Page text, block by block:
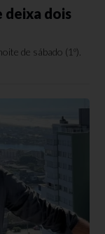
deixa dois
de sábado (1º).